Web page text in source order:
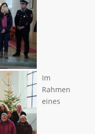
Im
Rahmen
eines